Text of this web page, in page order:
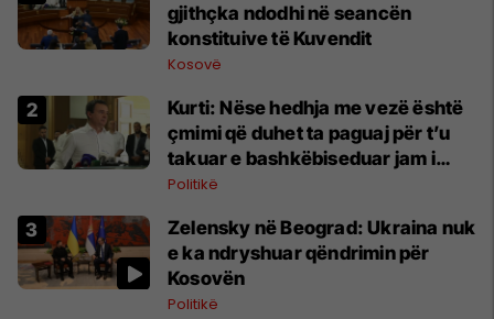
gjithçka ndodhi në seancën
konstituive të Kuvendit
Kosovë
Kurti: Nëse hedhja me vezë është
çmimi që duhet ta paguaj për t’u
takuar e bashkëbiseduar jam i
lumtur ta bëj këtë
Politikë
Zelensky në Beograd: Ukraina nuk
e ka ndryshuar qëndrimin për
Kosovën
Politikë